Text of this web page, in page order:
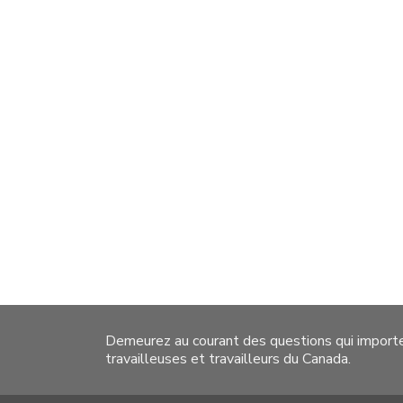
Demeurez au courant des questions qui
travailleuses et travailleurs du Canada.